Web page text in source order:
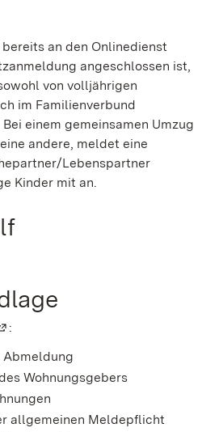
an den Onlinedienst
angeschlossen ist,
von volljährigen
im Familienverbund
einem gemeinsamen Umzug
andere, meldet eine
Lebenspartner
Kinder mit an.
in einem neuen Fenster
:
Abmeldung
Wohnungsgebers
allgemeinen Meldepflicht